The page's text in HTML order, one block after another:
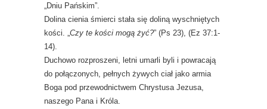
„Dniu Pańskim”.
Dolina cienia śmierci stała się doliną wyschniętych
kości. „ Czy te kości mogą żyć?” (Ps 23), (Ez 37:1-
14).
Duchowo rozproszeni, letni umarli byli i powracają
do połączonych, pełnych żywych ciał jako armia
Boga pod przewodnictwem Chrystusa Jezusa,
naszego Pana i Króla.